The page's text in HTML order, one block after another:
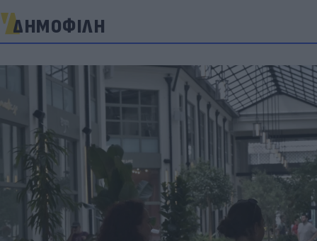
ΔΗΜΟΦΙΛΗ